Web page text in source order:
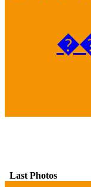
Last Photos